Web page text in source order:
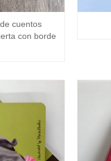
cuentos
con borde